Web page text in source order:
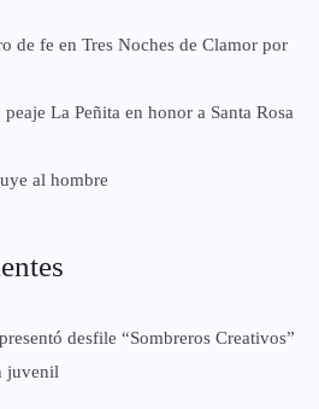
de fe en Tres Noches de Clamor por
La Peñita en honor a Santa Rosa
al hombre
desfile “Sombreros Creativos”
juvenil